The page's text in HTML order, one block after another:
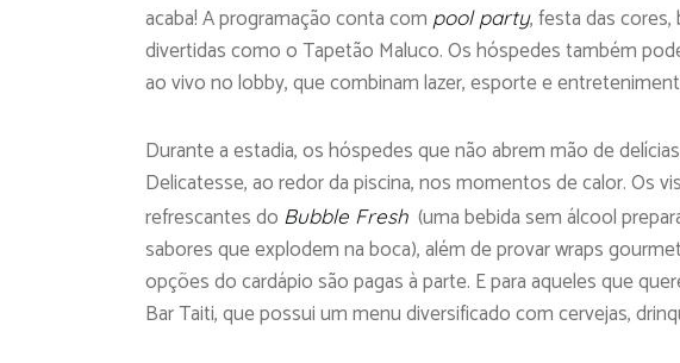
acaba! A programação conta com pool party, festa das
divertidas como o Tapetão Maluco. Os hóspedes também
ao vivo no lobby, que combinam lazer, esporte e
Durante a estadia, os hóspedes que não abrem mão de
Delicatesse, ao redor da piscina, nos momentos de calor. Os
refrescantes do Bubble Fresh (uma bebida sem álcool
sabores que explodem na boca), além de provar wraps
opções do cardápio são pagas à parte. E para aqueles que
Bar Taiti, que possui um menu diversificado com cervejas,